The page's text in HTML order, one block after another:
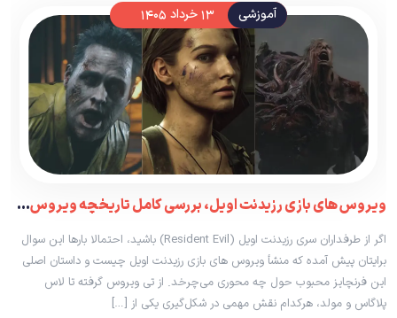
آموزشی ۱۳ خرداد ۱۴۰۵
ویروس های بازی رزیدنت اویل، بررسی کامل تاریخچه ویروس‌ها و داستان Resident Evil
اگر از طرفداران سری رزیدنت اویل (Resident Evil) باشید، احتمالا بارها این سوال
برایتان پیش آمده که منشأ ویروس های بازی رزیدنت اویل چیست و داستان اصلی
این فرنچایز محبوب حول چه محوری می‌چرخد. از تی ویروس گرفته تا لاس
پلاگاس و مولد، هرکدام نقش مهمی در شکل‌گیری یکی از […]